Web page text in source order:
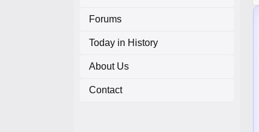
Forums
Today in History
About Us
Contact